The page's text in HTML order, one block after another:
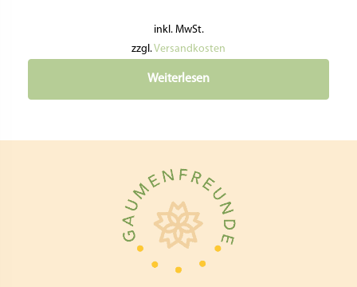
inkl. MwSt.
zzgl.Versandkosten
Weiterlesen